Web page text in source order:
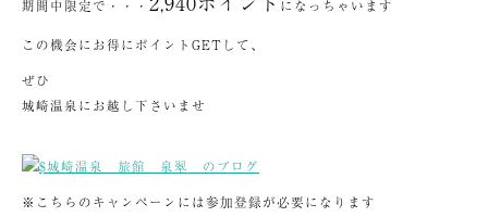
期間中限定で・・・ になっちゃいます
この機会にお得にポイントGETして、
ぜひ
城崎温泉にお越し下さいませ
※こちらのキャンペーンには参加登録が必要になります